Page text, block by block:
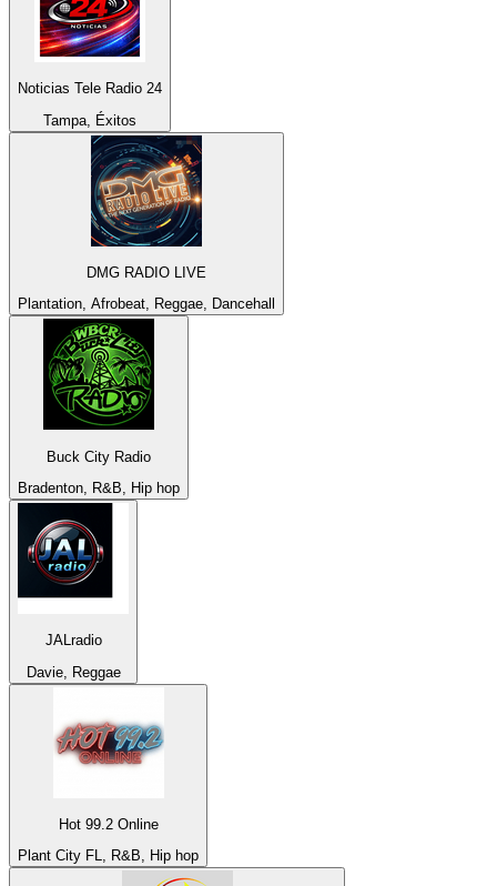
Noticias Tele Radio 24
Tampa, Éxitos
DMG RADIO LIVE
Plantation, Afrobeat, Reggae, Dancehall
Buck City Radio
Bradenton, R&B, Hip hop
JALradio
Davie, Reggae
Hot 99.2 Online
Plant City FL, R&B, Hip hop